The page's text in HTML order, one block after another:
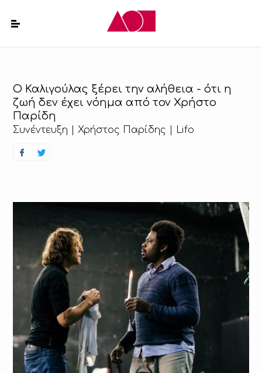
Ο Καλιγούλας ξέρει την αλήθεια - ότι η
ζωή δεν έχει νόημα από τον Χρήστο
Παρίδη
Συνέντευξη | Χρήστος Παρίδης | Lifo